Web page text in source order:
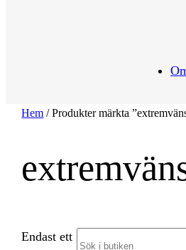
Hem / Produkter märkta
Endast ett